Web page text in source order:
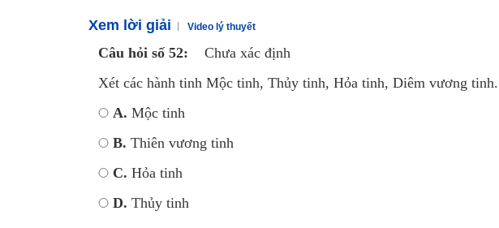
Xem lời giải Video lý thuyết
Câu hỏi số 52:
Chưa xác định
Xét các hành tinh Mộc tinh, Thủy tinh, Hỏa tinh, Diêm vương
A. Mộc tinh
B. Thiên vương tinh
C. Hỏa tinh
D. Thủy tinh